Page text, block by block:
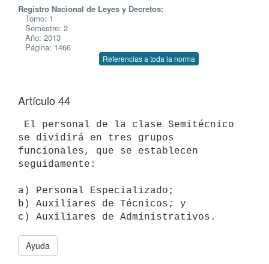
Registro Nacional de Leyes y Decretos:
Tomo: 1
Semestre: 2
Año: 2013
Página: 1466
Referencias a toda la norma
Artículo 44
se dividirá en tres grupos
funcionales, que se establecen
seguidamente:
a) Personal Especializado;
b) Auxiliares de Técnicos; y
Ayuda